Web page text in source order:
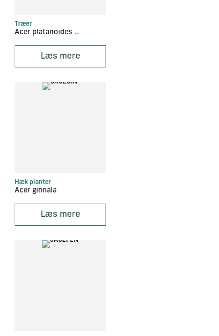
Træer
Acer platanoides ‘Faassen’s Black’
Læs mere
Hæk planter
Acer ginnala
Læs mere